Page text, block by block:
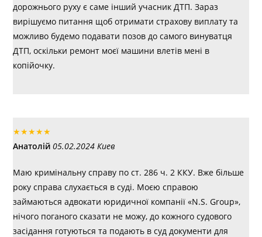
дорожнього руху є саме інший учасник ДТП. Зараз
вирішуємо питання щоб отримати страхову виплату та
можливо будемо подавати позов до самого винуватця
ДТП, оскільки ремонт моєї машини влетів мені в
копійочку.
★★★★★
Анатолій 05.02.2024 Киев
Маю кримінальну справу по ст. 286 ч. 2 ККУ. Вже більше
року справа слухається в суді. Моєю справою
займаються адвокати юридичної компанії «N.S. Group»,
нічого поганого сказати не можу, до кожного судового
засідання готуються та подають в суд документи для